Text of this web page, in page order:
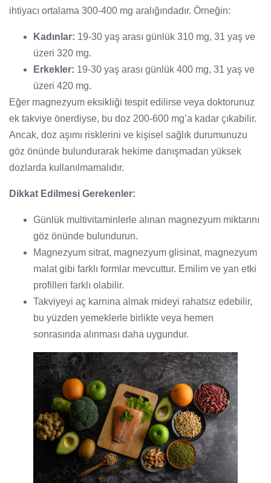
ihtiyacı ortalama 300-400 mg aralığındadır. Örneğin:
Kadınlar: 19-30 yaş arası günlük 310 mg, 31 yaş ve
üzeri 320 mg.
Erkekler: 19-30 yaş arası günlük 400 mg, 31 yaş ve
üzeri 420 mg.
Eğer magnezyum eksikliği tespit edilirse veya doktorunuz
ek takviye önerdiyse, bu doz 200-600 mg’a kadar çıkabilir.
Ancak, doz aşımı risklerini ve kişisel sağlık durumunuzu
göz önünde bulundurarak hekime danışmadan yüksek
dozlarda kullanılmamalıdır.
Dikkat Edilmesi Gerekenler:
Günlük multivitaminlerle alınan magnezyum miktarını
göz önünde bulundurun.
Magnezyum sitrat, magnezyum glisinat, magnezyum
malat gibi farklı formlar mevcuttur. Emilim ve yan etki
profilleri farklı olabilir.
Takviyeyi aç karnına almak mideyi rahatsız edebilir,
bu yüzden yemeklerle birlikte veya hemen
sonrasında alınması daha uygundur.